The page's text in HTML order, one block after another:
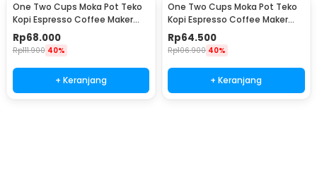
One Two Cups Moka Pot Teko
Kopi Espresso Coffee Maker
Stovetop 4 Cup 200ml - Z21
Rp68.000
Rp111.900 40%
+ Keranjang
One Two Cups Moka Pot Teko
Kopi Espresso Coffee Maker
Stovetop 2 Cup 100ml - Z21
Rp64.500
Rp106.900 40%
+ Keranjang